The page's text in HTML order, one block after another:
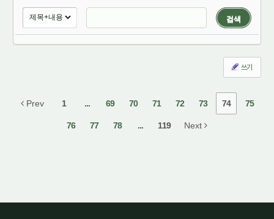
검색
쓰기
Prev 1 ... 69 70 71 72 73 74 75
76 77 78 ... 119 Next